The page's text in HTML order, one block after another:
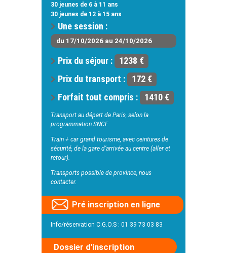
30 jeunes de 6 à 11 ans
30 jeunes de 12 à 15 ans
Une session :
du 17/10/2026 au 24/10/2026
Prix du séjour :
1238 €
Prix du transport :
172 €
Forfait tout compris :
1410 €
Transport au départ de Paris, selon la
programmation SNCF.
Train + car grand tourisme, avec ceintures de
sécurité, de la gare d’arrivée au centre (aller et
retour).
Transports possible de province, nous
contacter.
Pré inscription en ligne
Info/réservation C.G.O.S : 01 39 73 03 83
Dossier d'inscription